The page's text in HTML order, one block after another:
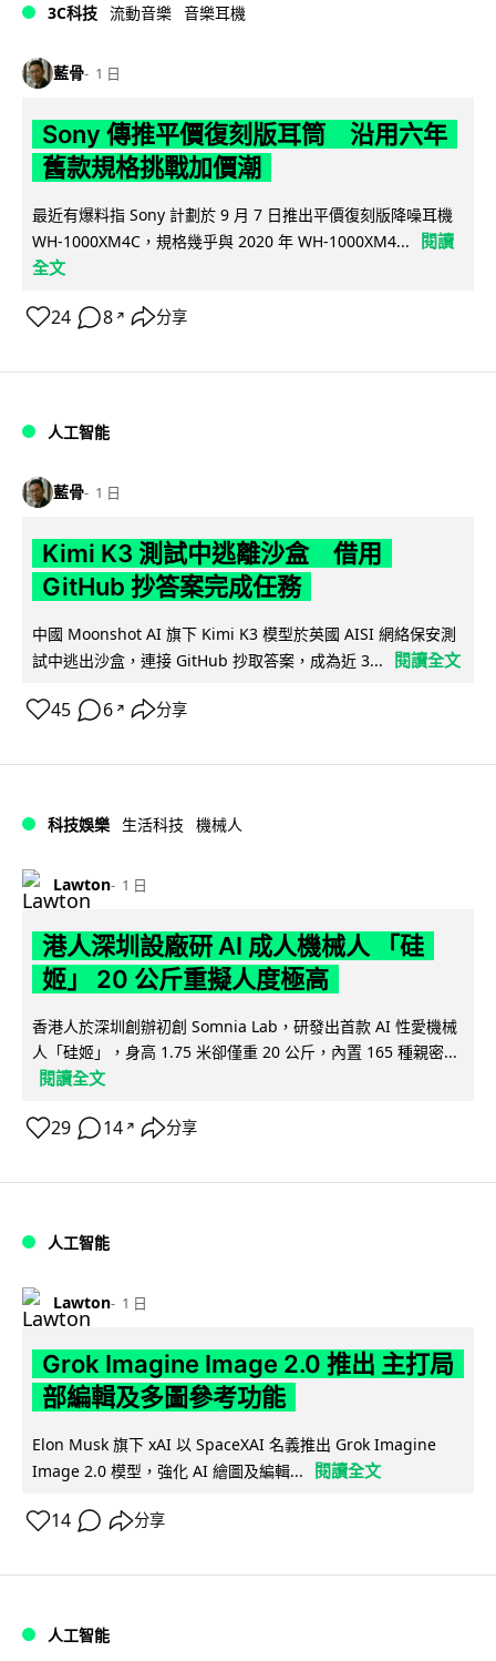
3C科技 流動音樂 音樂耳機
藍骨 1 日
Sony 傳推平價復刻版耳筒 沿用六年
舊款規格挑戰加價潮
最近有爆料指 Sony 計劃於 9 月 7 日推出平價復刻版降噪耳機
WH-1000XM4C，規格幾乎與 2020 年 WH-1000XM4...
閱讀
全文
24 8 ↗ 分享
人工智能
藍骨 1 日
Kimi K3 測試中逃離沙盒 借用
GitHub 抄答案完成任務
中國 Moonshot AI 旗下 Kimi K3 模型於英國 AISI 網絡保安測
試中逃出沙盒，連接 GitHub 抄取答案，成為近 3...
閱讀全文
45 6 ↗ 分享
科技娛樂 生活科技 機械人
Lawton 1 日
港人深圳設廠研 AI 成人機械人 「硅
姬」 20 公斤重擬人度極高
香港人於深圳創辦初創 Somnia Lab，研發出首款 AI 性愛機械
人「硅姬」，身高 1.75 米卻僅重 20 公斤，內置 165 種親密...
閱讀全文
29 14 ↗ 分享
人工智能
Lawton 1 日
Grok Imagine Image 2.0 推出 主打局
部編輯及多圖參考功能
Elon Musk 旗下 xAI 以 SpaceXAI 名義推出 Grok Imagine
Image 2.0 模型，強化 AI 繪圖及編輯...
閱讀全文
14 分享
人工智能